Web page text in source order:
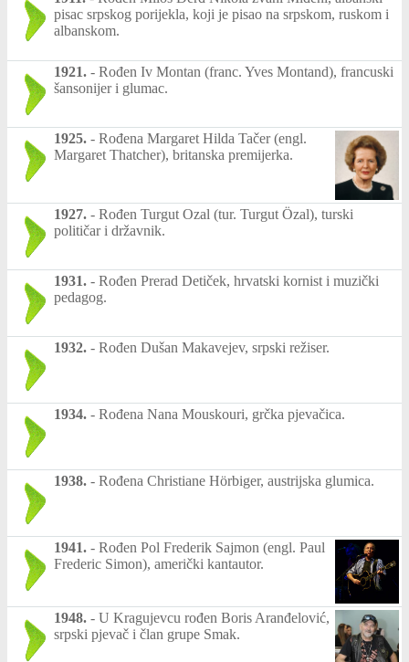
pisac srpskog porijekla, koji je pisao na srpskom, ruskom i
albanskom.
1921. - Rođen Iv Montan (franc. Yves Montand), francuski
šansonijer i glumac.
1925. - Rođena Margaret Hilda Tačer (engl.
Margaret Thatcher), britanska premijerka.
1927. - Rođen Turgut Ozal (tur. Turgut Özal), turski
političar i državnik.
1931. - Rođen Prerad Detiček, hrvatski kornist i muzički
pedagog.
1932. - Rođen Dušan Makavejev, srpski režiser.
1934. - Rođena Nana Mouskouri, grčka pjevačica.
1938. - Rođena Christiane Hörbiger, austrijska glumica.
1941. - Rođen Pol Frederik Sajmon (engl. Paul
Frederic Simon), američki kantautor.
1948. - U Kragujevcu rođen Boris Aranđelović,
srpski pjevač i član grupe Smak.